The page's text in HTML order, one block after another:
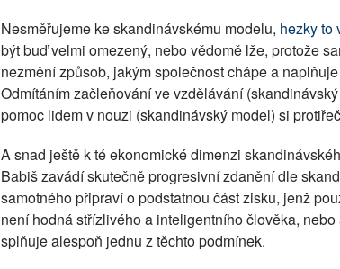
Nesměřujeme ke skandinávskému modelu, hezky to
být buď velmi omezený, nebo vědomě lže, protože
nezmění způsob, jakým společnost chápe a
Odmítáním začleňování ve vzdělávání
pomoc lidem v nouzi (skandinávský model) si
A snad ještě k té ekonomické dimenzi
Babiš zavádí skutečně progresivní zdanění dle
samotného připraví o podstatnou část zisku, jenž
není hodná střízlivého a inteligentního člověka,
splňuje alespoň jednu z těchto podmínek.